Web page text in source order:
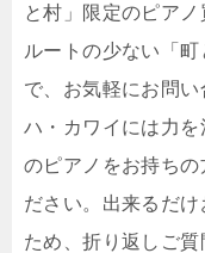
と村」限定のピア
ルートの少ない「
で、お気軽にお問
ハ・カワイには力
のピアノをお持ちの
ださい。出来るだ
ため、折り返しご